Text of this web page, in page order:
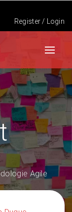
Register / Login
Agile